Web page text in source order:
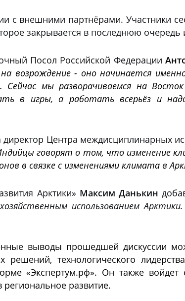
с внешними партнёрами. Участники
закрывается в последнюю
Посол Российской Федерации
возрождение - оно начинается
Сейчас мы разворачиваемся на
в игры, а работать всерьёз и
директор Центра междисциплинарных
говорят о том, что изменение
в связке с изменениями климата в
Арктики» Максим Данькин
использованием
выводы прошедшей дискуссии
технологического
«Экспертум.рф». Он также
развитие.